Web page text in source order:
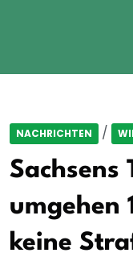
NACHRICHTEN /
Sachsens
umgehen
keine